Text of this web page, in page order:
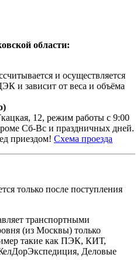
области:
и осуществляется
и зависит от веса и объёма
12, режим работы с 9:00
Сб-Вс и праздничных дней.
приездом! Схема проезда
только после поступления
транспортными
(из Москвы) только
такие как ПЭК, КИТ,
Деловые